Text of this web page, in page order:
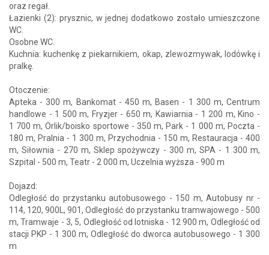
oraz regał.
Łazienki (2): prysznic, w jednej dodatkowo zostało umieszczone
WC.
Osobne WC.
Kuchnia: kuchenkę z piekarnikiem, okap, zlewozmywak, lodówkę i
pralkę.
Otoczenie:
Apteka - 300 m, Bankomat - 450 m, Basen - 1 300 m, Centrum
handlowe - 1 500 m, Fryzjer - 650 m, Kawiarnia - 1 200 m, Kino -
1 700 m, Orlik/boisko sportowe - 350 m, Park - 1 000 m, Poczta -
180 m, Pralnia - 1 300 m, Przychodnia - 150 m, Restauracja - 400
m, Siłownia - 270 m, Sklep spożywczy - 300 m, SPA - 1 300 m,
Szpital - 500 m, Teatr - 2 000 m, Uczelnia wyższa - 900 m
Dojazd:
Odległość do przystanku autobusowego - 150 m, Autobusy nr -
114, 120, 900L, 901, Odległość do przystanku tramwajowego - 500
m, Tramwaje - 3, 5, Odległość od lotniska - 12 900 m, Odległość od
stacji PKP - 1 300 m, Odległość do dworca autobusowego - 1 300
m